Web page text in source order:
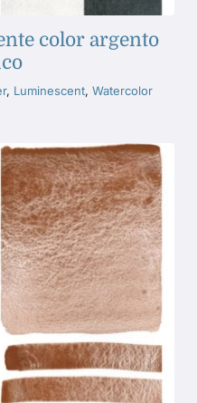
color argento
, Luminescent, Watercolor